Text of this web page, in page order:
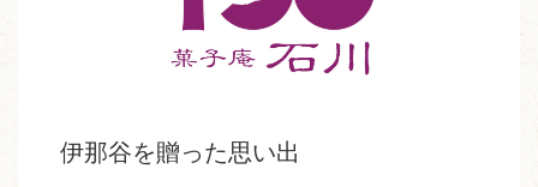
伊那谷を贈った思い出